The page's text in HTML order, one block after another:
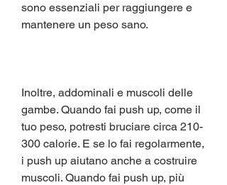
sono essenziali per raggiungere e
mantenere un peso sano.
Inoltre, addominali e muscoli delle
gambe. Quando fai push up, come il
tuo peso, potresti bruciare circa 210-
300 calorie. E se lo fai regolarmente,
i push up aiutano anche a costruire
muscoli. Quando fai push up, più